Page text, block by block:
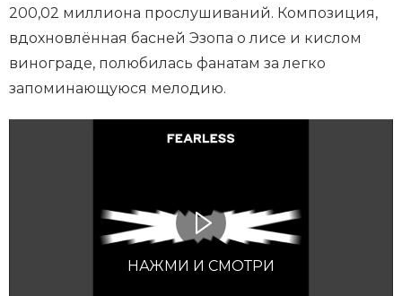
200,02 миллиона прослушиваний. Композиция,
вдохновлённая басней Эзопа о лисе и кислом
винограде, полюбилась фанатам за легко
запоминающуюся мелодию.
НАЖМИ И СМОТРИ